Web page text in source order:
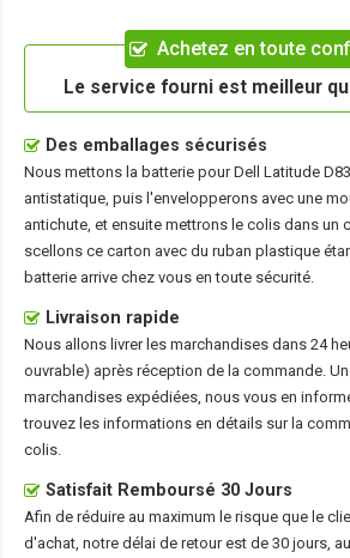
Achetez en toute
Le service fourni est meilleur
Des emballages sécurisés
Nous mettons la batterie pour Dell Latitude
antistatique, puis l'envelopperons avec une
antichute, et ensuite mettrons le colis dans un
scellons ce carton avec du ruban plastique
batterie arrive chez vous en toute sécurité.
Livraison rapide
Nous allons livrer les marchandises dans 24
ouvrable) après réception de la commande.
marchandises expédiées, nous vous en
trouvez les informations en détails sur la
colis.
Satisfait Remboursé 30 Jours
Afin de réduire au maximum le risque que le
d'achat, notre délai de retour est de 30 jours,